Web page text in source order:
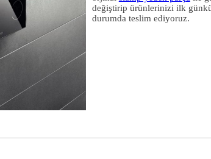
değiştirip ürünlerinizi ilk günkü
durumda teslim ediyoruz.